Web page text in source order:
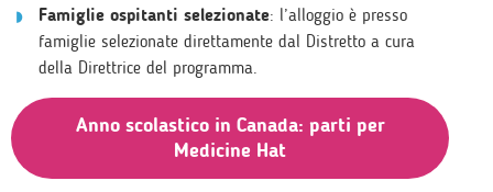
Famiglie ospitanti selezionate: l’alloggio è presso
famiglie selezionate direttamente dal Distretto a cura
della Direttrice del programma.
Anno scolastico in Canada: parti per
Medicine Hat